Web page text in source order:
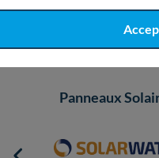
Le matériel
Panneaux